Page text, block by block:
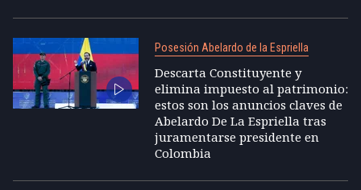
Posesión Abelardo de la Espriella
Descarta Constituyente y
elimina impuesto al patrimonio:
estos son los anuncios claves de
Abelardo De La Espriella tras
juramentarse presidente en
Colombia